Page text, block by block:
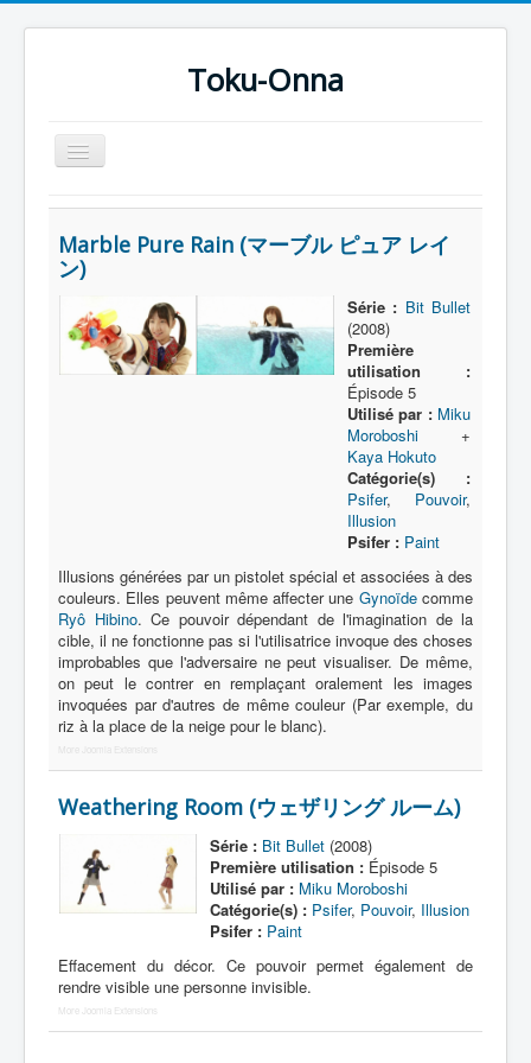
Toku-Onna
Basculer
la
Accueil
Toku-Actrices
Séries
Bit Bullet (ビット バレット)
Série
Personnages
Objets
Épisodes
Références
Bullets
XOR Corporation
Marble Pure Rain (マーブル ピュア レイ
ン)
Série : Bit Bullet
(2008)
Première
utilisation :
Épisode 5
Utilisé par : Miku
Moroboshi+
Kaya Hokuto
Catégorie(s) :
Psifer, Pouvoir,
Illusion
Psifer : Paint
Illusions générées par un pistolet spécial et associées à des
couleurs. Elles peuvent même affecter une Gynoïdecomme
Ryô Hibino. Ce pouvoir dépendant de l'imagination de la
cible, il ne fonctionne pas si l'utilisatrice invoque des choses
improbables que l'adversaire ne peut visualiser. De même,
on peut le contrer en remplaçant oralement les images
invoquées par d'autres de même couleur (Par exemple, du
riz à la place de la neige pour le blanc).
More Joomla Extensions
Weathering Room (ウェザリング ルーム)
Série : Bit Bullet(2008)
Première utilisation :Épisode 5
Utilisé par : Miku Moroboshi
Catégorie(s) : Psifer, Pouvoir, Illusion
Psifer : Paint
Effacement du décor. Ce pouvoir permet également de
rendre visible une personne invisible.
More Joomla Extensions